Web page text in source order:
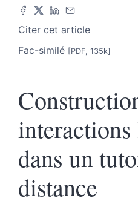
Citer cet article
Fac-similé [PDF, 135k]
interactions
dans un
distance